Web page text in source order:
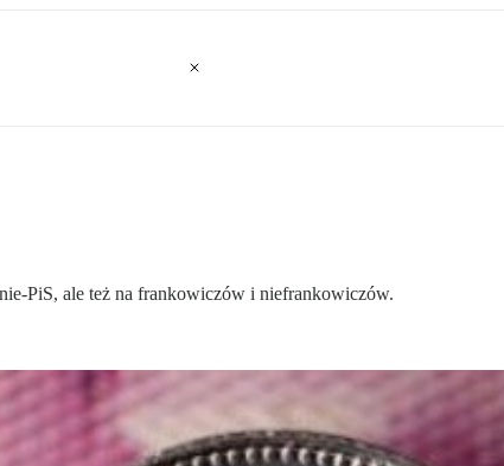
PiS, ale też na frankowiczów i niefrankowiczów.